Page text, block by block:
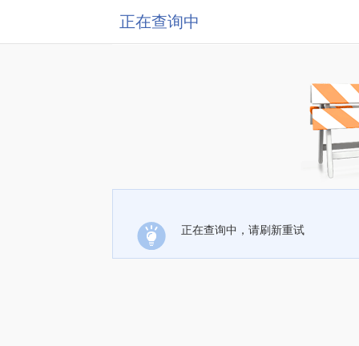
正在查询中
正在查询中，请刷新重试